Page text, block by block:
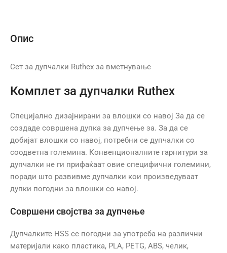
Опис
Сет за дупчалки Ruthex за вметнување
Комплет за дупчалки Ruthex
Специјално дизајнирани за влошки со навој За да се
создаде совршена дупка за дупчење за. За да се
добијат влошки со навој, потребни се дупчалки со
соодветна големина. Конвенционалните гарнитури за
дупчалки не ги прифаќаат овие специфични големини,
поради што развивме дупчалки кои произведуваат
дупки погодни за влошки со навој.
Совршени својства за дупчење
Дупчалките HSS се погодни за употреба на различни
материјали како пластика, PLA, PETG, ABS, челик,